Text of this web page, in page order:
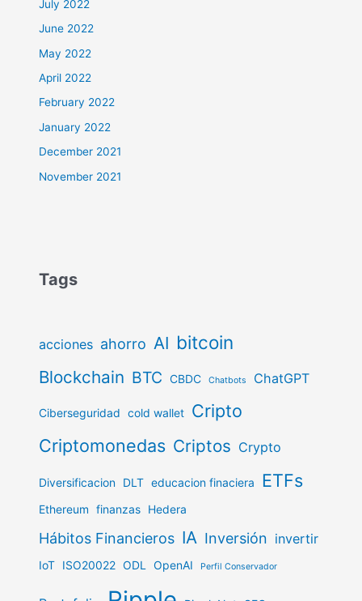
July 2022
June 2022
May 2022
April 2022
February 2022
January 2022
December 2021
November 2021
Tags
acciones ahorro AI bitcoin
Blockchain BTC CBDC Chatbots ChatGPT
Ciberseguridad cold wallet Cripto
Criptomonedas Criptos Crypto
Diversificacion DLT educacion finaciera ETFs
Ethereum finanzas Hedera
Hábitos Financieros IA Inversión invertir
IoT ISO20022 ODL OpenAI Perfil Conservador